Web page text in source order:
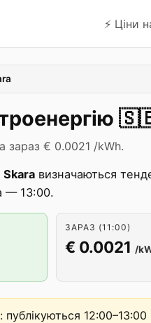
⚡️ Ціни
зараз € 0.0021 /kWh.
Skara визначаються
— 13:00.
ЗАРАЗ (11:00)
€ 0.0021 /
: публікуються 12:00–13:00